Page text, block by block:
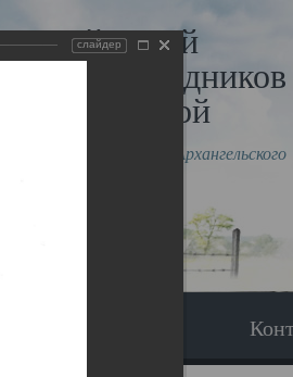
музей
и исповедников
митрополита Архангельского
Даниила
слайдер